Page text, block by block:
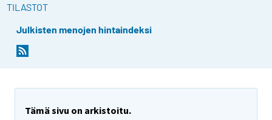
TILASTOT
Julkisten menojen hintaindeksi
Tämä sivu on arkistoitu.